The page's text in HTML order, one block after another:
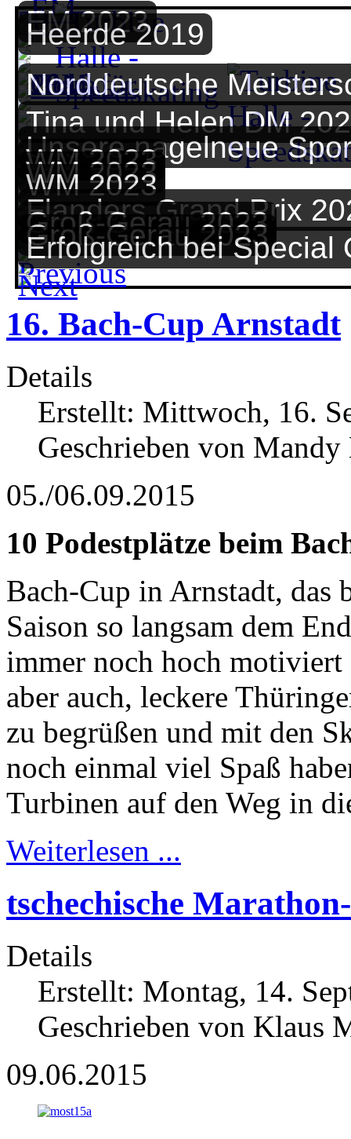
EM 2023
Heerde 2019
Norddeutsche
Tina und Helen DM
Unsere nagelneue
WM 2023
WM 2023
WM 2023
Flanders Grand Prix
Groß-Gerau 2023
Groß-Gerau 2023
Erfolgreich bei Special
16. Bach-Cup Arnstadt
Details
Erstellt: Mittwoch, 16.
Geschrieben von Mandy
05./06.09.2015
10 Podestplätze beim
Bach-Cup in Arnstadt, das
Saison so langsam dem
immer noch hoch motiviert
aber auch, leckere
zu begrüßen und mit den
noch einmal viel Spaß
Turbinen auf den Weg in
Weiterlesen ...
tschechische
Details
Erstellt: Montag, 14.
Geschrieben von Klaus
09.06.2015